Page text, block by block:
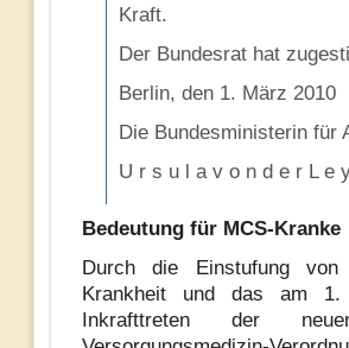
Kraft.
Der Bundesrat hat
Berlin, den 1. März 2010
Die Bundesministerin für
U r s u l a v o n d e r L e
Bedeutung für MCS-Kranke
Durch die Einstufung
Krankheit und das am 1.
Inkrafttreten der